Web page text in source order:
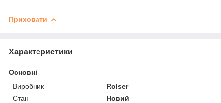
Приховати
Характеристики
Основні
Виробник
Rolser
Стан
Новий